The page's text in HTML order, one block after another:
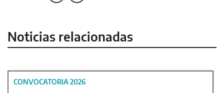
Noticias relacionadas
CONVOCATORIA 2026